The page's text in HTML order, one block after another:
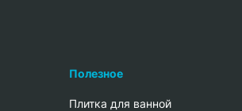
Полезное
Плитка для ванной